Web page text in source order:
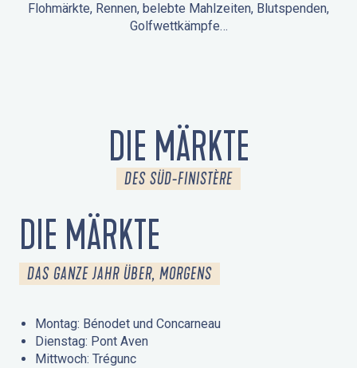
Flohmärkte, Rennen, belebte Mahlzeiten, Blutspenden,
Golfwettkämpfe…
DIE MÄRKTE
DES SÜD-FINISTÈRE
DIE MÄRKTE
DAS GANZE JAHR ÜBER, MORGENS
Montag: Bénodet und Concarneau
Dienstag: Pont Aven
Mittwoch: Trégunc